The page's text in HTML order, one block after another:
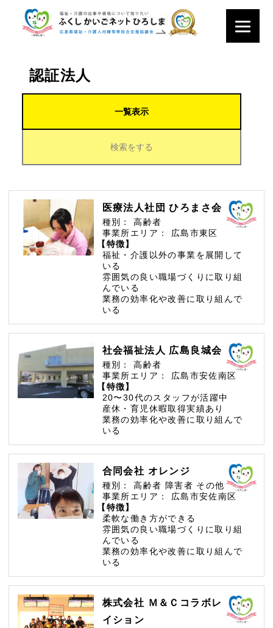
認証法人
一覧表示
検索をする
医療法人社団 ひろまさ会
種別：
高齢者
事業所エリア：
広島市東区
【特徴】
福祉・介護以外の事業を展開して
いる
雰囲気の良い職場づくりに取り組
んでいる
業務の効率化や改善に取り組んで
いる
社会福祉法人 広島良城会
種別：
高齢者
事業所エリア：
広島市安佐南区
【特徴】
20〜30代のスタッフが活躍中
産休・育児休暇取得実績あり
業務の効率化や改善に取り組んで
いる
合同会社 オレンジ
種別： 高齢者 障害者 その他
事業所エリア：
広島市安佐南区
【特徴】
柔軟な働き方ができる
雰囲気の良い職場づくりに取り組
んでいる
業務の効率化や改善に取り組んで
いる
株式会社 Ｍ＆Ｃコラボレ
イション